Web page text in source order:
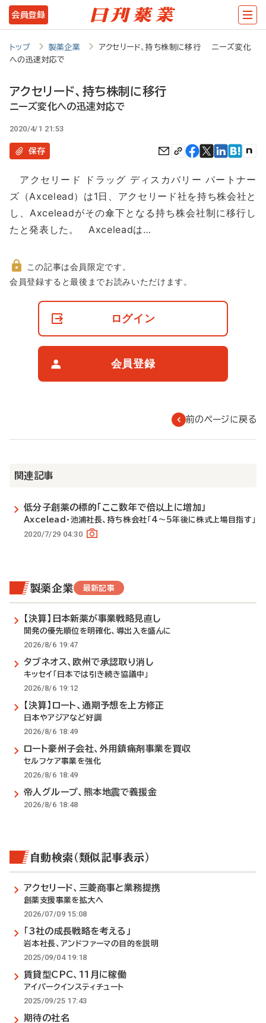
メ
イ
ン
ツ
に
動
会員登録
トップ 製薬企業
アクセリード、持ち株制に移行 ニーズ変化
への迅速対応で
アクセリード、持ち株制に移行
ニーズ変化への迅速対応で
2020/4/1 21:53
保存
アクセリード ドラッグ ディスカバリー パートナー
ズ（Axcelead）は1日、アクセリード社を持ち株会社と
し、Axceleadがその傘下となる持ち株会社制に移行し
たと発表した。 Axceleadは…
非
この記事は会員限定です。
会員登録すると最後までお読みいただけます。
ログイン
会員登録
前のページに戻る
関連記事
低分子創薬の標的「ここ数年で倍以上に増加」
Axcelead・池浦社長、持ち株会社「4～5年後に株式上場目指す」
2020/7/29 04:30
製薬企業 最新記事
【決算】日本新薬が事業戦略見直し
開発の優先順位を明確化、導出入を盛んに
2026/8/6 19:47
タブネオス、欧州で承認取り消し
キッセイ「日本では引き続き協議中」
2026/8/6 19:12
【決算】ロート、通期予想を上方修正
日本やアジアなど好調
2026/8/6 18:49
ロート豪州子会社、外用鎮痛剤事業を買収
セルフケア事業を強化
2026/8/6 18:49
帝人グループ、熊本地震で義援金
2026/8/6 18:48
自動検索（類似記事表示）
アクセリード、三菱商事と業務提携
創薬支援事業を拡大へ
2026/07/09 15:08
「3社の成長戦略を考える」
岩本社長、アンドファーマの目的を説明
2025/09/04 19:18
賃貸型CPC、11月に稼働
アイパークインスティチュート
2025/09/25 17:43
期待の社名